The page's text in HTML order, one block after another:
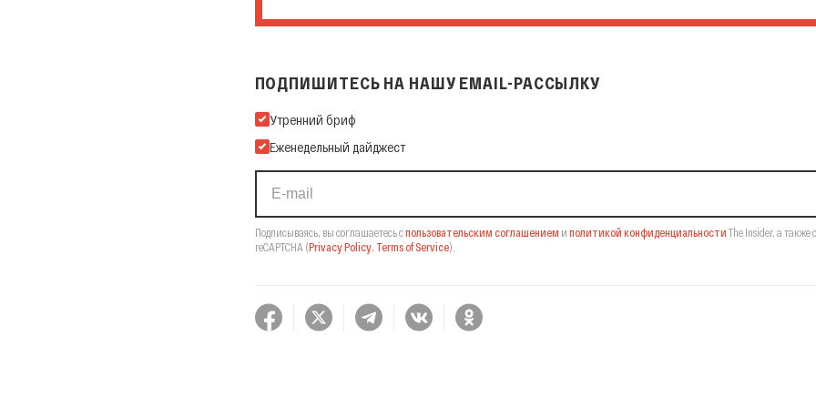
ПОДПИШИТЕСЬ НА НАШУ EMAIL-РАССЫЛКУ
Подпишитесь на нашу Email-рассылку
Утренний бриф
Еженедельный дайджест
Подписываясь, вы соглашаетесь спользовательским соглашением и политикой конфиденциальности The Insider, а также
reCAPTCHA (Privacy Policy, Terms of Service).